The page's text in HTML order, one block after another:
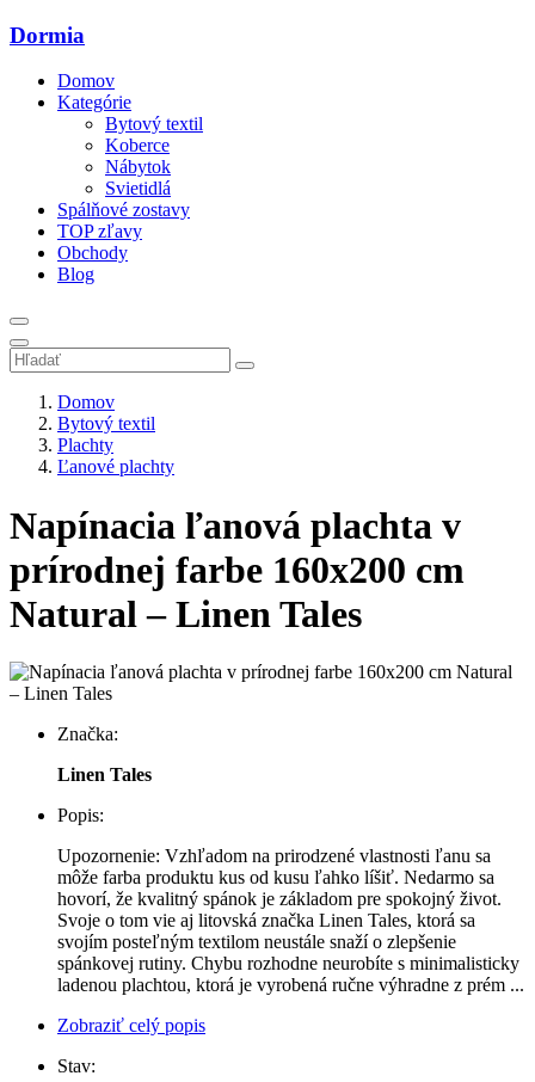
Dormia
Domov
Kategórie
Bytový textil
Koberce
Nábytok
Svietidlá
Spálňové zostavy
TOP zľavy
Obchody
Blog
Domov
Bytový textil
Plachty
Ľanové plachty
Napínacia ľanová plachta v
prírodnej farbe 160x200 cm
Natural – Linen Tales
Značka:
Linen Tales
Popis:
Upozornenie: Vzhľadom na prirodzené vlastnosti ľanu sa
môže farba produktu kus od kusu ľahko líšiť. Nedarmo sa
hovorí, že kvalitný spánok je základom pre spokojný život.
Svoje o tom vie aj litovská značka Linen Tales, ktorá sa
svojím posteľným textilom neustále snaží o zlepšenie
spánkovej rutiny. Chybu rozhodne neurobíte s minimalisticky
ladenou plachtou, ktorá je vyrobená ručne výhradne z prém ...
Zobraziť celý popis
Stav: